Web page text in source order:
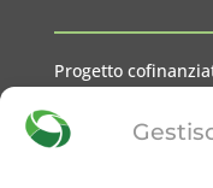
Progetto